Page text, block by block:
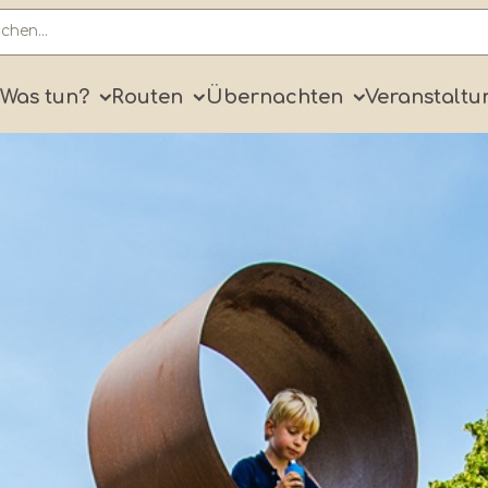
Was tun? Routen Übernachten